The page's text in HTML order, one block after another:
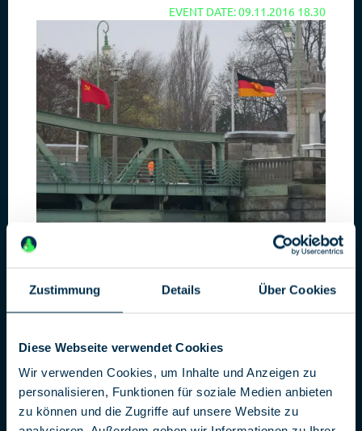
Zustimmung Details Über Cookies
Diese Webseite verwendet Cookies
Wir verwenden Cookies, um Inhalte und Anzeigen zu
personalisieren, Funktionen für soziale Medien anbieten
zu können und die Zugriffe auf unsere Website zu
EVENT DATE: 09.11.2016 18.30
9. November 89: Der Tag, der die
Berlin vor dem Mauerfall: 28 Jahre war die Brücke
überquert – wenn Agenten ausgetauscht wurden. Im
Spielberg die erste solche groß angelegte Aktion. Der
KGB-Spion Rudolf Abel und der
[...]